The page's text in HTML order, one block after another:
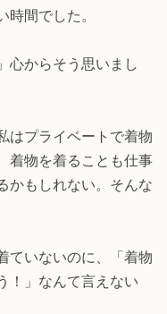
時間でした。
心からそう思いまし
はプライベートで着物
着物を着ることも仕事
かもしれない。そんな
ていないのに、「着物
！」なんて言えない